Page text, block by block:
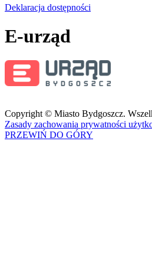
Deklaracja dostępności
E-urząd
Copyright © Miasto Bydgoszcz.
Zasady zachowania prywatności
PRZEWIŃ DO GÓRY